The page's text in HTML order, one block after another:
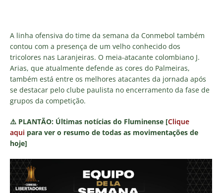
A linha ofensiva do time da semana da Conmebol também
contou com a presença de um velho conhecido dos
tricolores nas Laranjeiras. O meia-atacante colombiano J.
Arias, que atualmente defende as cores do Palmeiras,
também está entre os melhores atacantes da jornada após
se destacar pelo clube paulista no encerramento da fase de
grupos da competição.
⚠️ PLANTÃO: Últimas notícias do Fluminense [Clique
aqui para ver o resumo de todas as movimentações de
hoje]